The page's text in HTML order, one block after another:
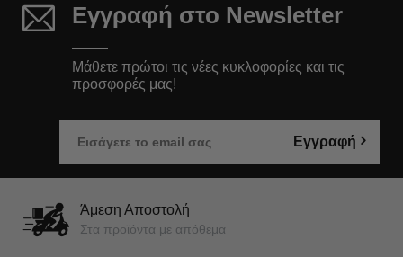
Εγγραφή στο Newsletter
Μάθετε πρώτοι τις νέες κυκλοφορίες και τις
προσφορές μας!
Εγγραφή
Άμεση Αποστολή
Στα προϊόντα με απόθεμα